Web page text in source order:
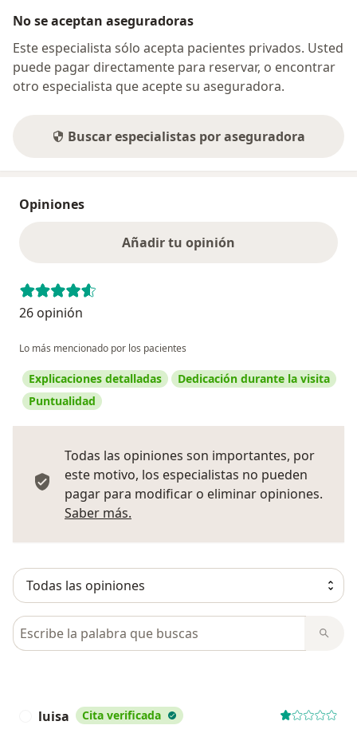
No se aceptan aseguradoras
Este especialista sólo acepta pacientes privados. Usted
puede pagar directamente para reservar, o encontrar
otro especialista que acepte su aseguradora.
Buscar especialistas por aseguradora
Opiniones
Añadir tu opinión
26 opinión
Lo más mencionado por los pacientes
Explicaciones detalladas
Dedicación durante la visita
Puntualidad
Todas las opiniones son importantes, por
este motivo, los especialistas no pueden
pagar para modificar o eliminar opiniones.
Saber más.
Busca en opiniones
luisa Cita verificada